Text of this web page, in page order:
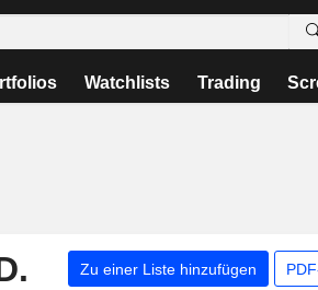
Watchlists Trading
Zu einer Liste hinzufügen